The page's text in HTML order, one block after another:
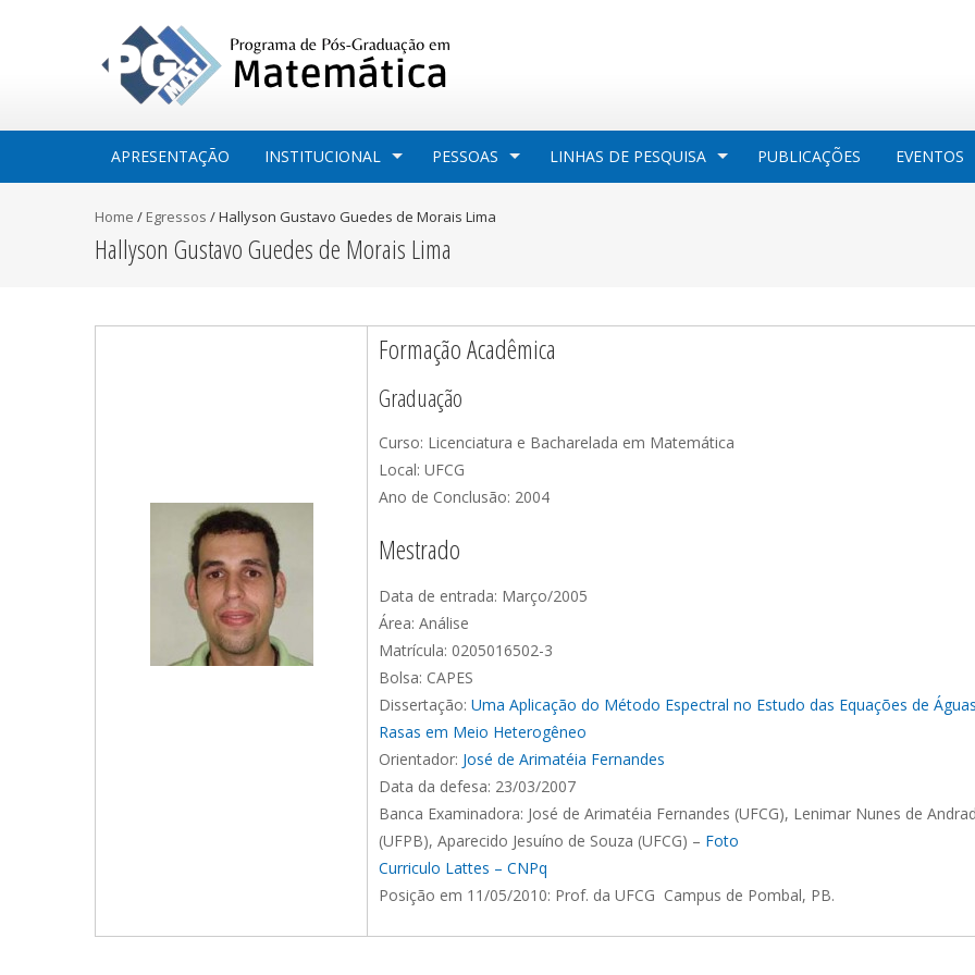
APRESENTAÇÃO INSTITUCIONAL PESSOAS LINHAS DE PESQUISA PUBLICAÇÕES EVENTOS
Home / Egressos /Hallyson Gustavo Guedes de Morais Lima
Hallyson Gustavo Guedes de Morais Lima
Formação Acadêmica
Graduação
Curso: Licenciatura e Bacharelada em Matemática
Local: UFCG
Ano de Conclusão: 2004
Mestrado
Data de entrada: Março/2005
Área: Análise
Matrícula: 0205016502-3
Bolsa: CAPES
Dissertação: Uma Aplicação do Método Espectral no Estudo das Equações de
Rasas em Meio Heterogêneo
Orientador: José de Arimatéia Fernandes
Data da defesa: 23/03/2007
Banca Examinadora: José de Arimatéia Fernandes (UFCG), Lenimar Nunes de
(UFPB), Aparecido Jesuíno de Souza (UFCG) – Foto
Curriculo Lattes – CNPq
Posição em 11/05/2010: Prof. da UFCG  Campus de Pombal, PB.